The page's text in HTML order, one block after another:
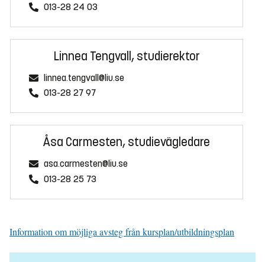
013-28 24 03
Linnea Tengvall, studierektor
linnea.tengvall@liu.se
013-28 27 97
Åsa Carmesten, studievägledare
asa.carmesten@liu.se
013-28 25 73
Information om möjliga avsteg från kursplan/utbildningsplan